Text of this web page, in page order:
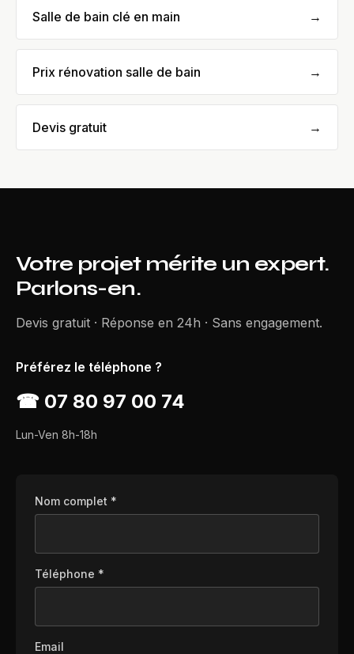
Salle de bain clé en main →
Prix rénovation salle de bain →
Devis gratuit →
Votre projet mérite un expert.
Parlons-en.
Devis gratuit · Réponse en 24h · Sans engagement.
Préférez le téléphone ?
☎ 07 80 97 00 74
Lun-Ven 8h-18h
Nom complet *
Téléphone *
Email